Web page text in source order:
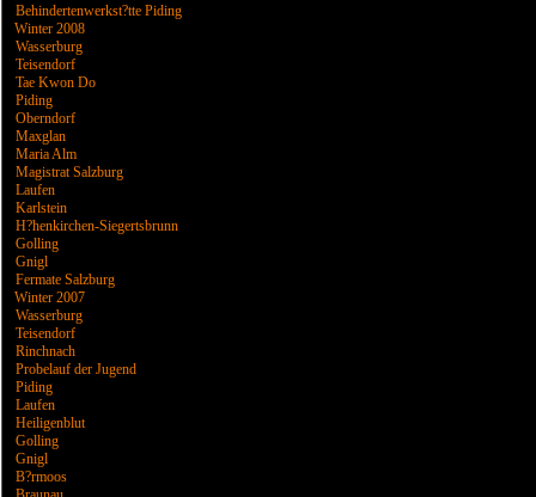
Behindertenwerkst?tte Piding
Winter 2008
Wasserburg
Teisendorf
Tae Kwon Do
Piding
Oberndorf
Maxglan
Maria Alm
Magistrat Salzburg
Laufen
Karlstein
H?henkirchen-Siegertsbrunn
Golling
Gnigl
Fermate Salzburg
Winter 2007
Wasserburg
Teisendorf
Rinchnach
Probelauf der Jugend
Piding
Laufen
Heiligenblut
Golling
Gnigl
B?rmoos